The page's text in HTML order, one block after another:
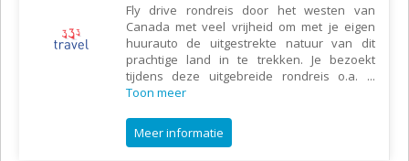
Fly drive rondreis door het westen van
Canada met veel vrijheid om met je eigen
huurauto de uitgestrekte natuur van dit
prachtige land in te trekken. Je bezoekt
tijdens deze uitgebreide rondreis o.a. ...
Toon meer
Meer informatie